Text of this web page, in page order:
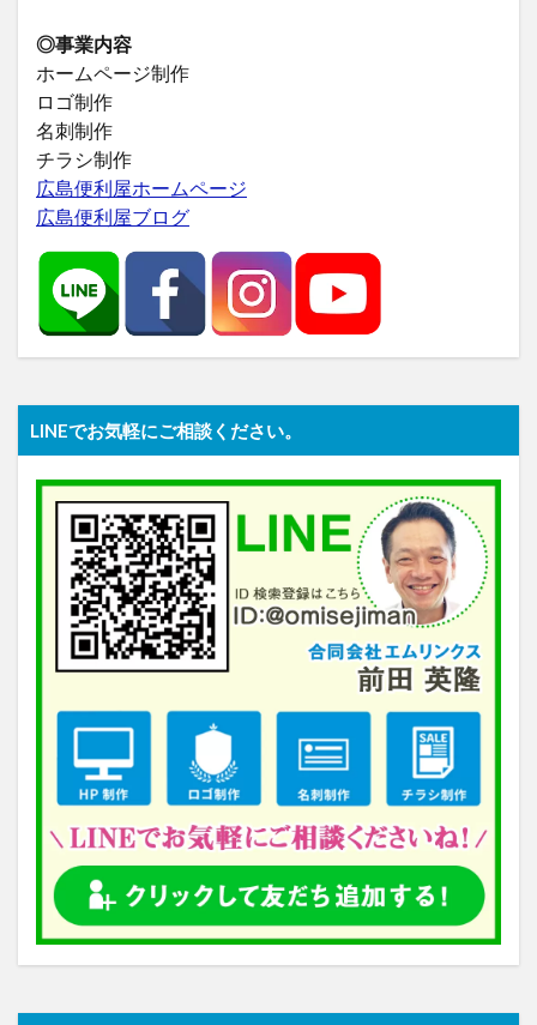
◎事業内容
ホームページ制作
ロゴ制作
名刺制作
チラシ制作
広島便利屋ホームページ
広島便利屋ブログ
LINEでお気軽にご相談ください。